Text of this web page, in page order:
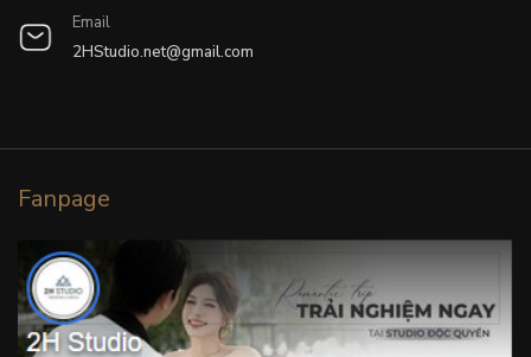
Email
2HStudio.net@gmail.com
Fanpage